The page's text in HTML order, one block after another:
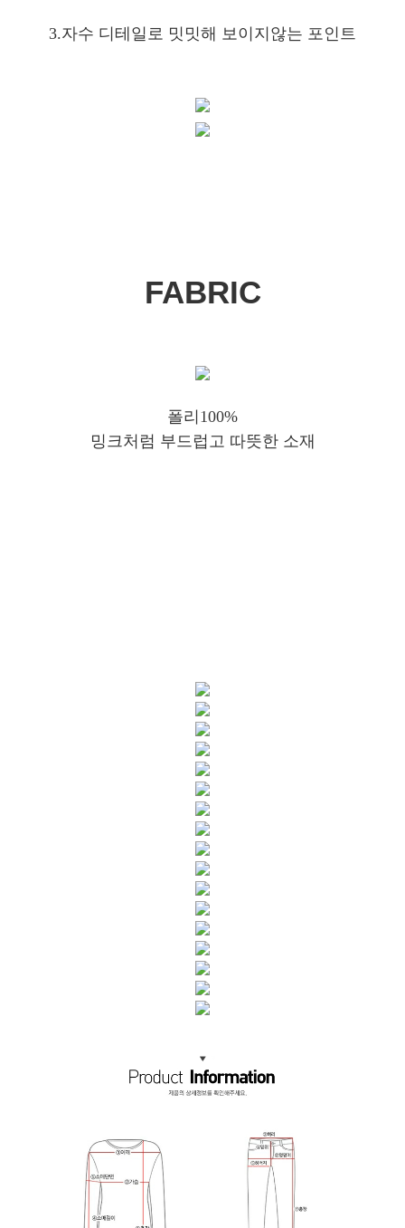
3.자수 디테일로 밋밋해 보이지않는 포인트
FABRIC
폴리100%
밍크처럼 부드럽고 따뜻한 소재